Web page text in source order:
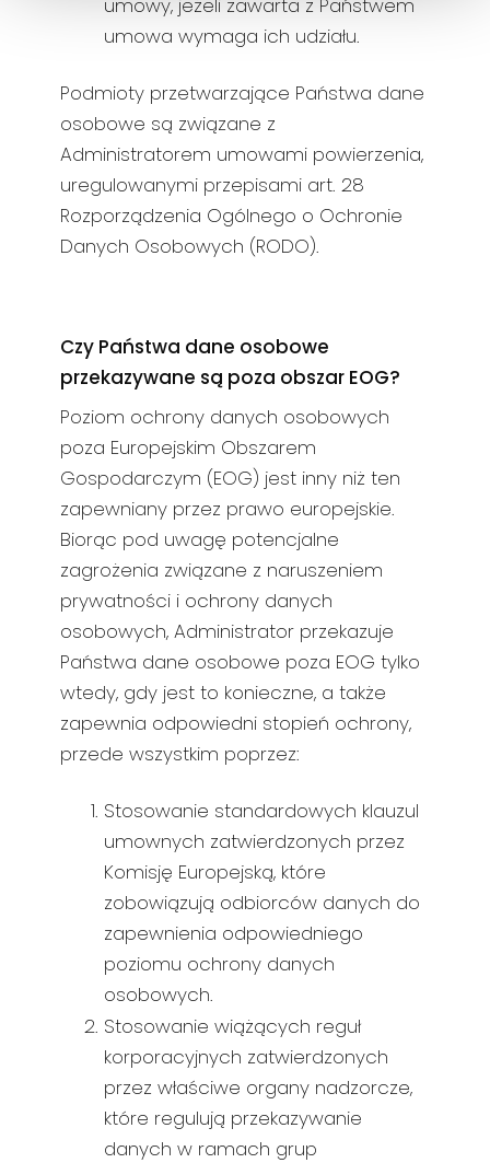
umowy, jeżeli zawarta z Państwem
umowa wymaga ich udziału.
Podmioty przetwarzające Państwa dane
osobowe są związane z
Administratorem umowami powierzenia,
uregulowanymi przepisami art. 28
Rozporządzenia Ogólnego o Ochronie
Danych Osobowych (RODO).
Czy Państwa dane osobowe
przekazywane są poza obszar EOG?
Poziom ochrony danych osobowych
poza Europejskim Obszarem
Gospodarczym (EOG) jest inny niż ten
zapewniany przez prawo europejskie.
Biorąc pod uwagę potencjalne
zagrożenia związane z naruszeniem
prywatności i ochrony danych
osobowych, Administrator przekazuje
Państwa dane osobowe poza EOG tylko
wtedy, gdy jest to konieczne, a także
zapewnia odpowiedni stopień ochrony,
przede wszystkim poprzez:
Stosowanie standardowych klauzul
umownych zatwierdzonych przez
Komisję Europejską, które
zobowiązują odbiorców danych do
zapewnienia odpowiedniego
poziomu ochrony danych
osobowych.
Stosowanie wiążących reguł
korporacyjnych zatwierdzonych
przez właściwe organy nadzorcze,
które regulują przekazywanie
danych w ramach grup